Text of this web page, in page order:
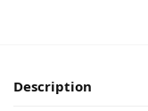
Description